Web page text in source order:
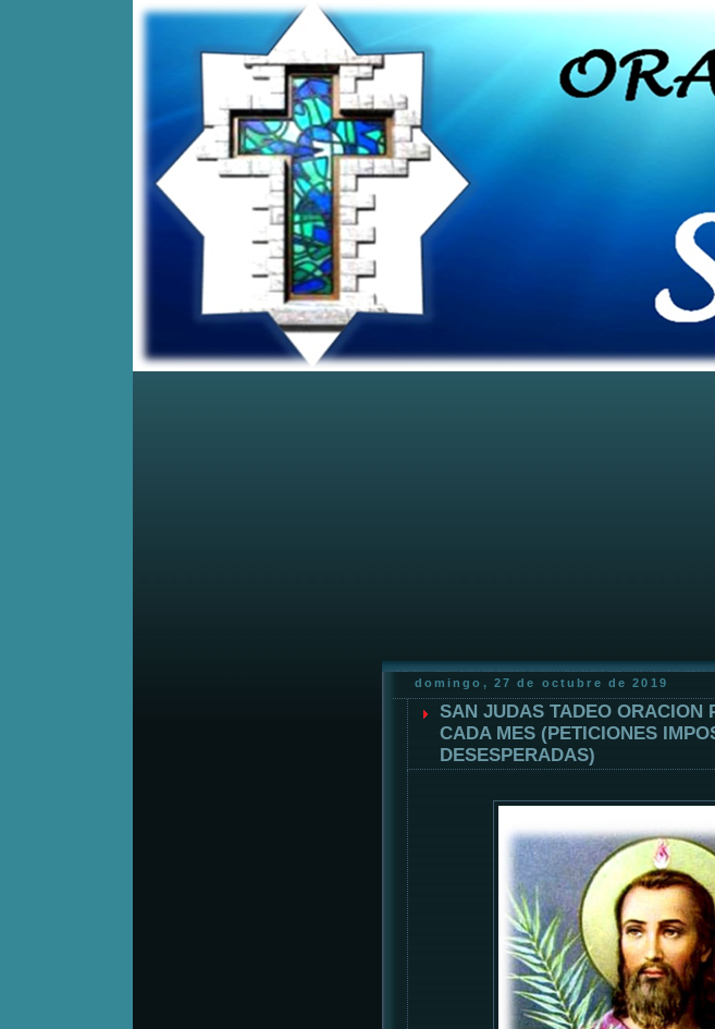
Home Posts RSS Comments RSS
domingo, 27 de octubre de 2019
SAN JUDAS TADEO ORACION
CADA MES (PETICIONES
DESESPERADAS)